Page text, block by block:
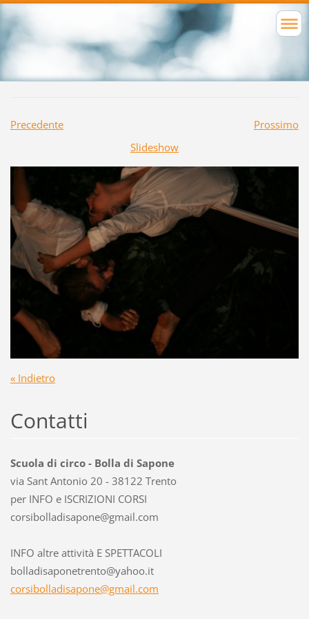
Precedente
Prossimo
Slideshow
« Indietro
Contatti
Scuola di circo - Bolla di Sapone
via Sant Antonio 20 - 38122 Trento
per INFO e ISCRIZIONI CORSI
corsibolladisapone@gmail.com
INFO altre attività E SPETTACOLI
bolladisaponetrento@yahoo.it
corsibolladisapone@gmail.com